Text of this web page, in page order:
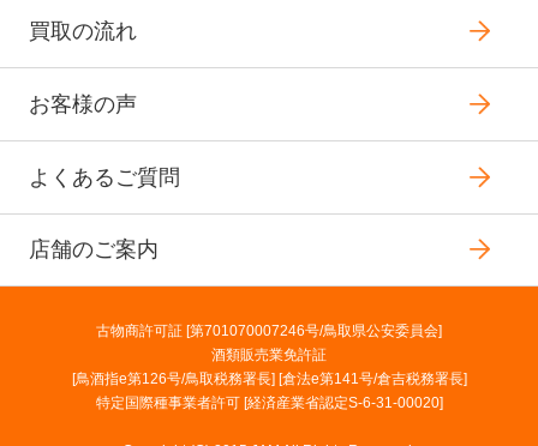
買取の流れ
お客様の声
よくあるご質問
店舗のご案内
古物商許可証 [第701070007246号/鳥取県公安委員会]
酒類販売業免許証
[鳥酒指e第126号/鳥取税務署長] [倉法e第141号/倉吉税務署長]
特定国際種事業者許可 [経済産業省認定S-6-31-00020]